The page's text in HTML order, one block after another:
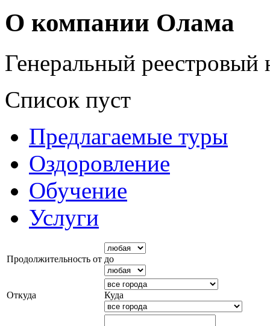
О компании Олама
Генеральный
Список пуст
Предлагаемые туры
Оздоровление
Обучение
Услуги
Продолжительность от до
Откуда Куда